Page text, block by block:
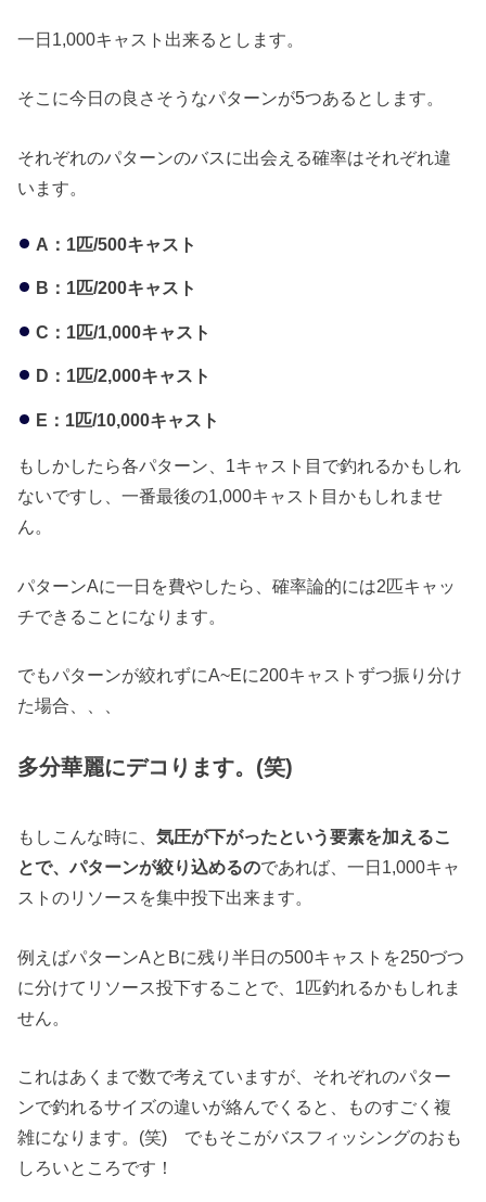
一日1,000キャスト出来るとします。
そこに今日の良さそうなパターンが5つあるとします。
それぞれのパターンのバスに出会える確率はそれぞれ違
います。
A：1匹/500キャスト
B：1匹/200キャスト
C：1匹/1,000キャスト
D：1匹/2,000キャスト
E：1匹/10,000キャスト
もしかしたら各パターン、1キャスト目で釣れるかもしれ
ないですし、一番最後の1,000キャスト目かもしれませ
ん。
パターンAに一日を費やしたら、確率論的には2匹キャッ
チできることになります。
でもパターンが絞れずにA~Eに200キャストずつ振り分け
た場合、、、
多分華麗にデコります。(笑)
もしこんな時に、気圧が下がったという要素を加えるこ
とで、パターンが絞り込めるのであれば、一日1,000キャ
ストのリソースを集中投下出来ます。
例えばパターンAとBに残り半日の500キャストを250づつ
に分けてリソース投下することで、1匹釣れるかもしれま
せん。
これはあくまで数で考えていますが、それぞれのパター
ンで釣れるサイズの違いが絡んでくると、ものすごく複
雑になります。(笑) でもそこがバスフィッシングのおも
しろいところです！